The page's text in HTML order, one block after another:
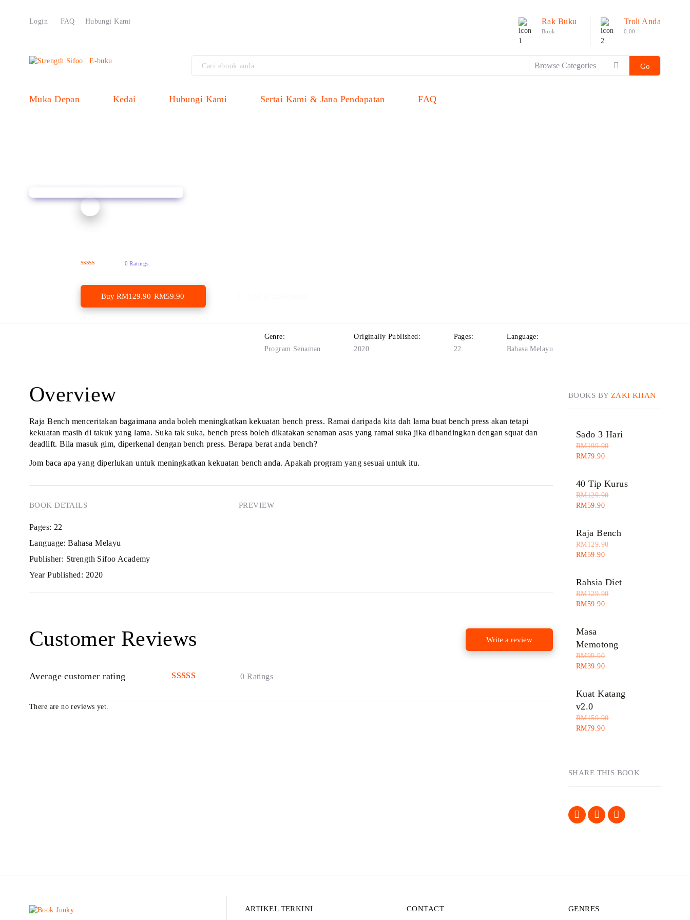
Login FAQ Hubungi Kami Rak Buku
Book
Troli Anda
0.00
Go
Muka Depan Kedai Hubungi Kami Sertai Kami & Jana Pendapatan FAQ
0 Ratings
Buy RM129.90 RM59.90
Genre:
Program Senaman
Originally Published:
2020
Pages:
22
Language:
Bahasa Melayu
Overview
Raja Bench menceritakan bagaimana anda boleh meningkatkan kekuatan bench press. Ramai daripada kita dah lama buat bench press akan tetapi
kekuatan masih di takuk yang lama. Suka tak suka, bench press boleh dikatakan senaman asas yang ramai suka jika dibandingkan dengan squat dan
deadlift. Bila masuk gim, diperkenal dengan bench press. Berapa berat anda bench?
Jom baca apa yang diperlukan untuk meningkatkan kekuatan bench anda. Apakah program yang sesuai untuk itu.
BOOK DETAILS
Pages: 22
Language: Bahasa Melayu
Publisher: Strength Sifoo Academy
Year Published: 2020
PREVIEW
Customer Reviews Write a review
Average customer rating 0 Ratings
There are no reviews yet.
BOOKS BY ZAKI KHAN
Sado 3 Hari
RM199.90
RM79.90
40 Tip Kurus
RM129.90
RM59.90
Raja Bench
RM129.90
RM59.90
Rahsia Diet
RM129.90
RM59.90
Masa
Memotong
RM99.90
RM39.90
Kuat Katang
v2.0
RM159.90
RM79.90
SHARE THIS BOOK
ARTIKEL TERKINI CONTACT GENRES